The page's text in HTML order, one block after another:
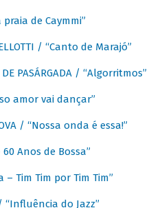
praia de Caymmi”
/ “Canto de Marajó”
DE PASÁRGADA / “Algorritmos”
amor vai dançar”
/ “Nossa onda é essa!”
Anos de Bossa”
– Tim Tim por Tim Tim”
/ “Influência do Jazz”